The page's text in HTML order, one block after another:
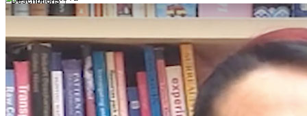
Subtitles
subtitles settings, opens subtitles settings
dialog
subtitles off, selected